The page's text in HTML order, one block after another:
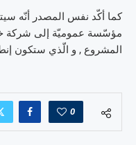
كما أكّد نفس المصدر أنّه
مؤسّسة عموميّة إلى شركة
المشروع , و الّذي ستكون
0